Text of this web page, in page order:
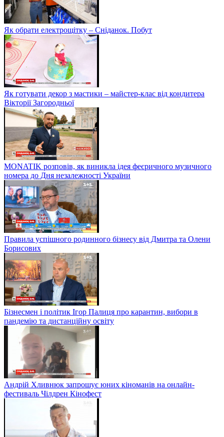
Як обрати електрощітку – Сніданок. Побут
Як готувати декор з мастики – майстер-клас від кондитера
Вікторії Загородньої
MONATIK розповів, як виникла ідея феєричного музичного
номера до Дня незалежності України
Правила успішного родинного бізнесу від Дмитра та Олени
Борисових
Бізнесмен і політик Ігор Палиця про карантин, вибори в
пандемію та дистанційну освіту
Андрій Хливнюк запрошує юних кіноманів на онлайн-
фестиваль Чілдрен Кінофест